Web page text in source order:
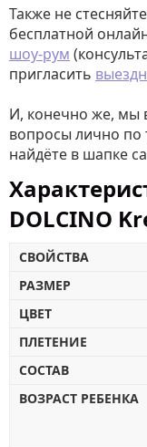
Также не
бесплатной
шоу-рум
пригласить
И, конечно же, мы
вопросы лично
найдёте в шапке
DOLCINO
СВОЙСТВА
РАЗМЕР
ЦВЕТ
ПЛЕТЕНИЕ
СОСТАВ
ВОЗРАСТ РЕБЕНКА